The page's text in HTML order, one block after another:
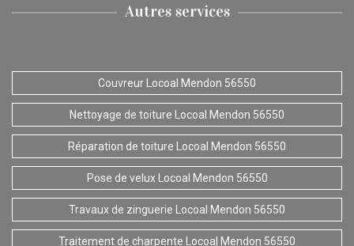
Autres services
Couvreur Locoal Mendon 56550
Nettoyage de toiture Locoal Mendon 56550
Réparation de toiture Locoal Mendon 56550
Pose de velux Locoal Mendon 56550
Travaux de zinguerie Locoal Mendon 56550
Traitement de charpente Locoal Mendon 56550